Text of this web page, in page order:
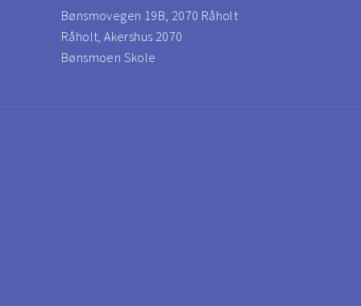
Bønsmovegen 19B, 2070 Råholt
Råholt, Akershus 2070
Bønsmoen Skole